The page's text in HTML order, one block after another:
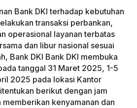
Bank DKI terhadap kebutuhan
transaksi perbankan,
operasional layanan terbatas
dan libur nasional sesuai
Bank DKI Bank DKI membuka
tanggal 31 Maret 2025, 1-5
2025 pada lokasi Kantor
berikut dengan jam
kenyamanan dan